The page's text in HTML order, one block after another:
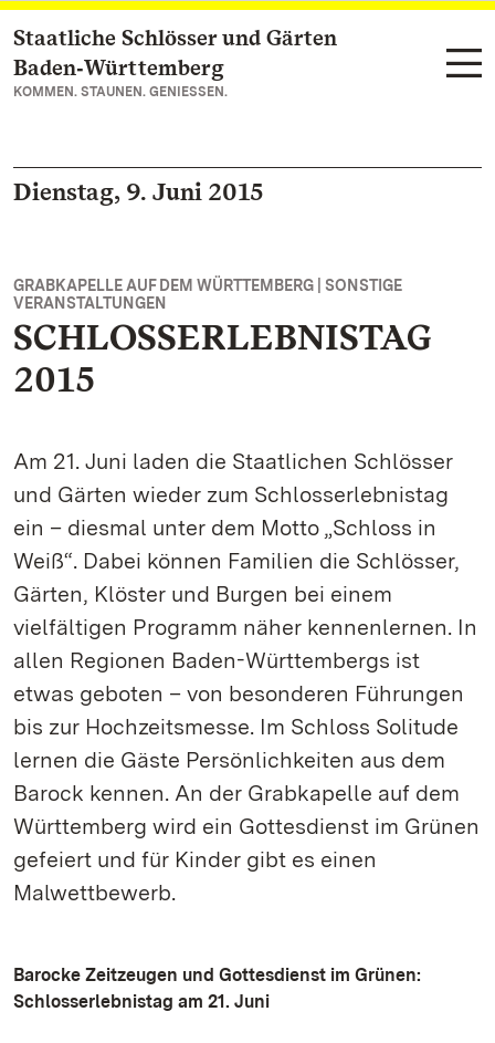
Zum Hauptinhalt springen
Staatliche Schlösser und Gärten
Baden‑Württemberg
KOMMEN. STAUNEN. GENIESSEN.
Dienstag, 9. Juni 2015
GRABKAPELLE AUF DEM WÜRTTEMBERG | SONSTIGE
VERANSTALTUNGEN
SCHLOSSERLEBNISTAG
2015
Am 21. Juni laden die Staatlichen Schlösser
und Gärten wieder zum Schlosserlebnistag
ein – diesmal unter dem Motto „Schloss in
Weiß“. Dabei können Familien die Schlösser,
Gärten, Klöster und Burgen bei einem
vielfältigen Programm näher kennenlernen. In
allen Regionen Baden-Württembergs ist
etwas geboten – von besonderen Führungen
bis zur Hochzeitsmesse. Im Schloss Solitude
lernen die Gäste Persönlichkeiten aus dem
Barock kennen. An der Grabkapelle auf dem
Württemberg wird ein Gottesdienst im Grünen
gefeiert und für Kinder gibt es einen
Malwettbewerb.
Barocke Zeitzeugen und Gottesdienst im Grünen:
Schlosserlebnistag am 21. Juni